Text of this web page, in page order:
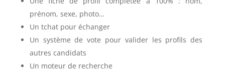
prénom, sexe, photo…
Un tchat pour échanger
Un système de vote pour valider les profils des
autres candidats
Un moteur de recherche